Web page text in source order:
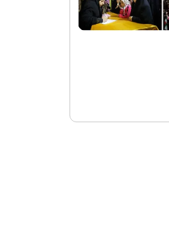
والمجاورين في